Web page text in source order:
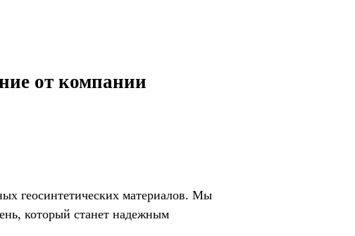
от компании
геосинтетических материалов. Мы
который станет надежным